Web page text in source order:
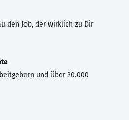
den Job, der wirklich zu Dir
und über 20.000